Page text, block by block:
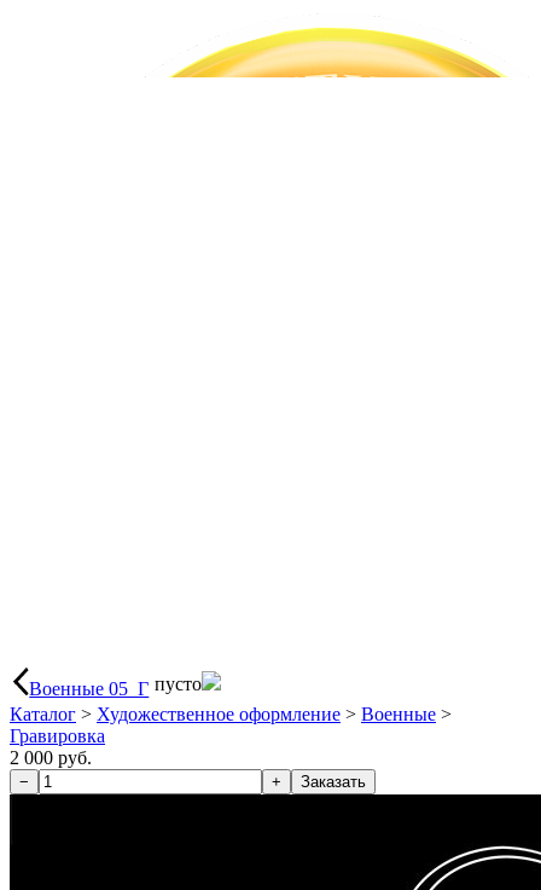
Военные 05_Г пусто
Каталог > Художественное оформление > Военные >
Гравировка
2 000 руб.